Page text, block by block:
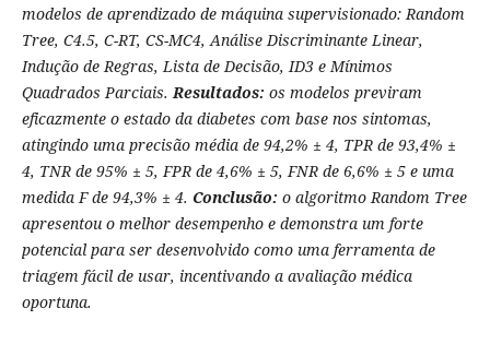
modelos de aprendizado de máquina supervisionado: Random
Tree, C4.5, C-RT, CS-MC4, Análise Discriminante Linear,
Indução de Regras, Lista de Decisão, ID3 e Mínimos
Quadrados Parciais.Resultados: os modelos previram
eficazmente o estado da diabetes com base nos sintomas,
atingindo uma precisão média de 94,2% ± 4, TPR de 93,4% ±
4, TNR de 95% ± 5, FPR de 4,6% ± 5, FNR de 6,6% ± 5 e uma
medida F de 94,3% ± 4. Conclusão: o algoritmo Random Tree
apresentou o melhor desempenho e demonstra um forte
potencial para ser desenvolvido como uma ferramenta de
triagem fácil de usar, incentivando a avaliação médica
oportuna.